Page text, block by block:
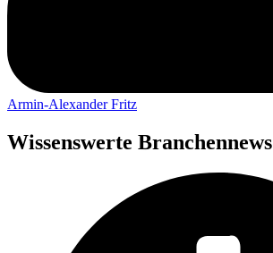
Armin-Alexander Fritz
Wissenswerte Branchennews